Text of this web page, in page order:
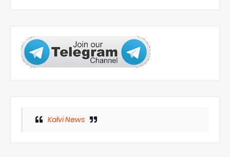
Kalvi News